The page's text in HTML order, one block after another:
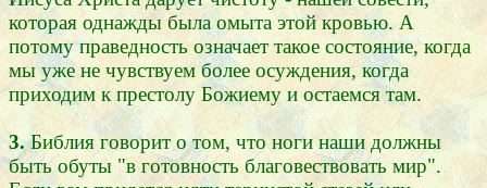
которая однажды была омыта этой кровью. А
потому праведность означает такое состояние, когда
мы уже не чувствуем более осуждения, когда
приходим к престолу Божиему и остаемся там.
3.Библия говорит о том, что ноги наши должны
быть обуты "в готовность благовествовать мир".